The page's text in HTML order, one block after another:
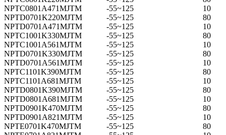
NPTC0801A471MJTM
-55~125
10
NPTD0701K220MJTM
-55~125
80
NPTD0701A471MJTM
-55~125
10
NPTC1001K330MJTM
-55~125
80
NPTC1001A561MJTM
-55~125
10
NPTD0701K330MJTM
-55~125
80
NPTD0701A561MJTM
-55~125
10
NPTC1101K390MJTM
-55~125
80
NPTC1101A681MJTM
-55~125
10
NPTD0801K390MJTM
-55~125
80
NPTD0801A681MJTM
-55~125
10
NPTD0901K470MJTM
-55~125
80
NPTD0901A821MJTM
-55~125
10
NPTE0701K470MJTM
-55~125
80